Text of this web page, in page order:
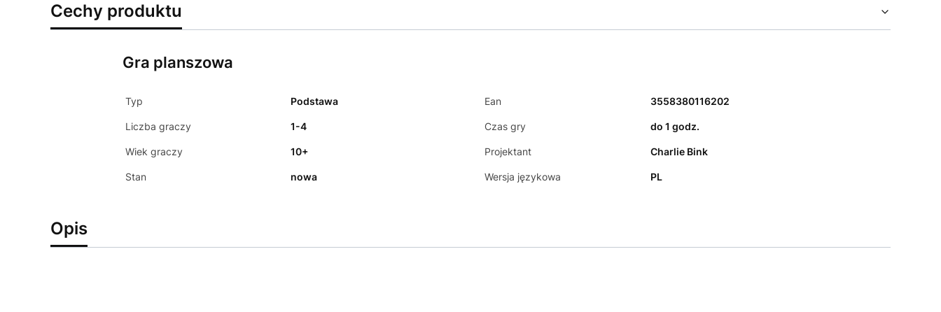
Cechy produktu
Gra planszowa
Typ Podstawa Ean 3558380116202
Liczba graczy 1-4 Czas gry do 1 godz.
Wiek graczy 10+ Projektant Charlie Bink
Stan nowa Wersja językowa PL
Opis